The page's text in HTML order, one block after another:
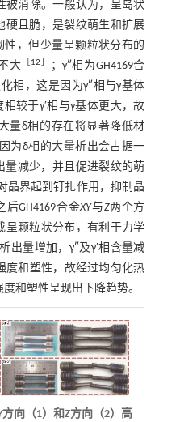
被消除。一般认为，呈岛状
硬且脆，是裂纹萌生和扩展
性，但少量呈颗粒状分布的
大
12
；γ″相为GH4169合
相，这是因为γ″相与γ基体
较于γ′相与γ基体更大，故
量δ相的存在将显著降低材
为δ相的大量析出会占据一
量减少，并且促进裂纹的萌
晶界起到钉扎作用，抑制晶
GH4169合金XY与Z两个方
呈颗粒状分布，有利于力学
出量增加，γ″及γ′相含量减
度和塑性，故经过均匀化热
和塑性呈现出下降趋势。
方向（1）和Z方向（2）高